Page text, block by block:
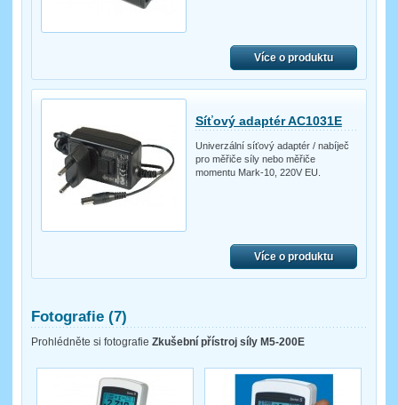
Více o produktu
Síťový adaptér AC1031E
Univerzální síťový adaptér / nabíječ
pro měřiče síly nebo měřiče
momentu Mark-10, 220V EU.
Více o produktu
Fotografie (7)
Prohlédněte si fotografie Zkušební přístroj síly M5-200E